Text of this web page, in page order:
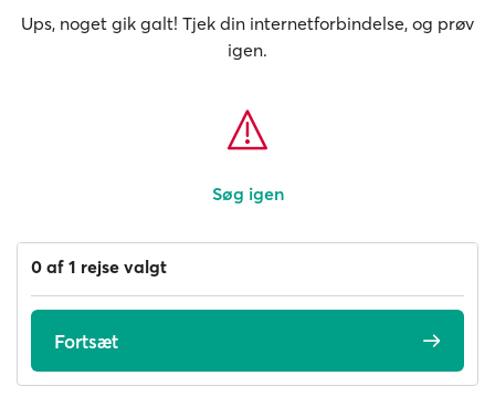
Ups, noget gik galt! Tjek din internetforbindelse, og prøv
igen.
Søg igen
0 af 1 rejse valgt
Fortsæt